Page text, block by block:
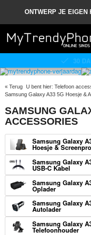
ONTWERP JE EIGEN
30
« Terug U bent hier: Telefoon
Samsung Galaxy A33 5G Hoesje &
SAMSUNG
ACCESSORIES
Samsung Galaxy
Hoesje &
Samsung Galaxy
USB-C Kabel
Samsung Galaxy
Oplader
Samsung Galaxy
Autolader
Samsung Galaxy
Telefoonhouder